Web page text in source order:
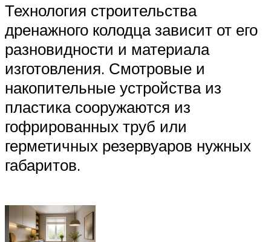
Технология строительства
дренажного колодца зависит от его
разновидности и материала
изготовления. Смотровые и
накопительные устройства из
пластика сооружаются из
гофрированных труб или
герметичных резервуаров нужных
габаритов.